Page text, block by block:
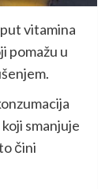
vitamina
pomažu u
smanjuje
čini